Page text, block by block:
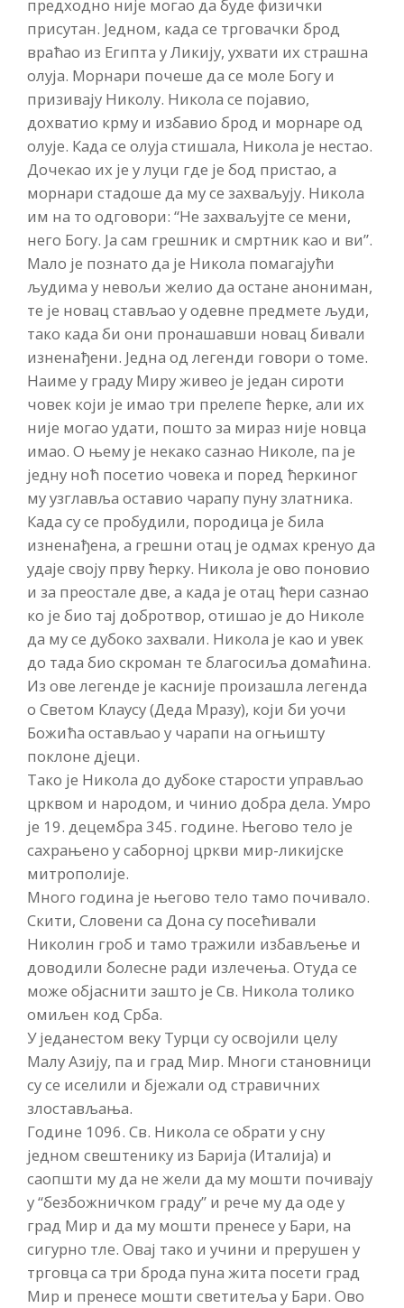
предходно није могао да буде физички
присутан. Једном, када се трговачки брод
враћао из Египта у Ликију, ухвати их страшна
олуја. Морнари почеше да се моле Богу и
призивају Николу. Никола се појавио,
дохватио крму и избавио брод и морнаре од
олује. Када се олуја стишала, Никола је нестао.
Дочекао их је у луци где је бод пристао, а
морнари стадоше да му се захваљују. Никола
им на то одговори: “Не захваљујте се мени,
него Богу. Ја сам грешник и смртник као и ви”.
Мало је познато да је Никола помагајући
људима у невољи желио да остане анониман,
те је новац стављао у одевне предмете људи,
тако када би они пронашавши новац бивали
изненађени. Једна од легенди говори о томе.
Наиме у граду Миру живео је један сироти
човек који је имао три прелепе ћерке, али их
није могао удати, пошто за мираз није новца
имао. О њему је некако сазнао Николе, па је
једну ноћ посетио човека и поред ћеркиног
му узглавља оставио чарапу пуну златника.
Када су се пробудили, породица је била
изненађена, а грешни отац је одмах кренуо да
удаје своју прву ћерку. Никола је ово поновио
и за преостале две, а када је отац ћери сазнао
ко је био тај добротвор, отишао је до Николе
да му се дубоко захвали. Никола је као и увек
до тада био скроман те благосиља домаћина.
Из ове легенде је касније произашла легенда
о Светом Клаусу (Деда Мразу), који би уочи
Божића остављао у чарапи на огњишту
поклоне дјеци.
Тако је Никола до дубоке старости управљао
црквом и народом, и чинио добра дела. Умро
је 19. децембра 345. године. Његово тело је
сахрањено у саборној цркви мир-ликијске
митрополије.
Много година је његово тело тамо почивало.
Скити, Словени са Дона су посећивали
Николин гроб и тамо тражили избављење и
доводили болесне ради излечења. Отуда се
може објаснити зашто је Св. Никола толико
омиљен код Срба.
У једанестом веку Турци су освојили целу
Малу Азију, па и град Мир. Многи становници
су се иселили и бјежали од стравичних
злостављања.
Године 1096. Св. Никола се обрати у сну
једном свештенику из Барија (Италија) и
саопшти му да не жели да му мошти почивају
у “безбожничком граду” и рече му да оде у
град Мир и да му мошти пренесе у Бари, на
сигурно тле. Овај тако и учини и прерушен у
трговца са три брода пуна жита посети град
Мир и пренесе мошти светитеља у Бари. Ово